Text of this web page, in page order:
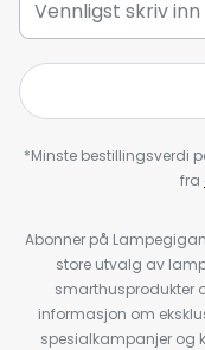
*Minste bestillingsverdi
fra
Abonner på
store utvalg av
smarthusprodukter
informasjon om
spesialkampanjer og